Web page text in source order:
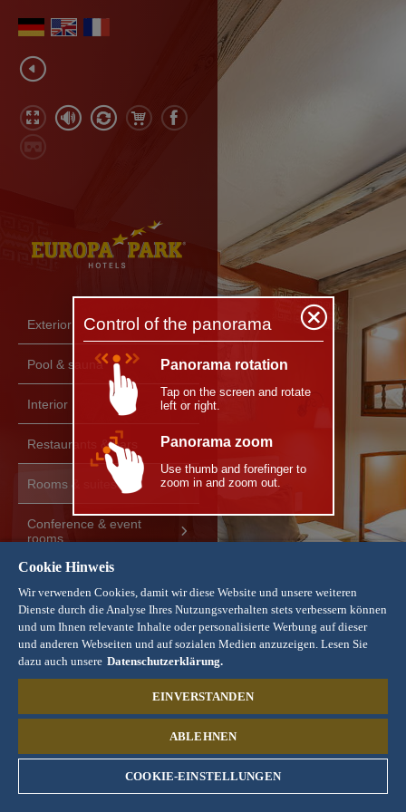
Exterior
Pool & sauna
Interior
Restaurants & bars
Rooms & suites
Conference & event
rooms
Cookie Hinweis
Wir verwenden Cookies, damit wir diese Website und unsere weiteren
Dienste durch die Analyse Ihres Nutzungsverhalten stets verbessern können
und um Ihnen relevante Inhalte oder personalisierte Werbung auf dieser
und anderen Webseiten und auf sozialen Medien anzuzeigen. Lesen Sie
dazu auch unsere Datenschutzerklärung.
EINVERSTANDEN
ABLEHNEN
COOKIE-EINSTELLUNGEN
Control of the panorama
Panorama rotation
Tap on the screen and rotate
left or right.
Panorama zoom
Use thumb and forefinger to
zoom in and zoom out.